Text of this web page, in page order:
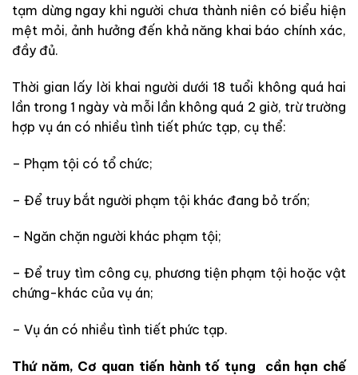
tạm dừng ngay khi người chưa thành niên có biểu hiện
mệt mỏi, ảnh hưởng đến khả năng khai báo chính xác,
đầy đủ.
Thời gian lấy lời khai người dưới 18 tuổi không quá hai
lần trong 1 ngày và mỗi lần không quá 2 giờ, trừ trường
hợp vụ án có nhiều tình tiết phức tạp, cụ thể:
– Phạm tội có tổ chức;
– Để truy bắt người phạm tội khác đang bỏ trốn;
– Ngăn chặn người khác phạm tội;
– Để truy tìm công cụ, phương tiện phạm tội hoặc vật
chứng-khác của vụ án;
– Vụ án có nhiều tình tiết phức tạp.
Thứ năm, Cơ quan tiến hành tố tụng
cần hạn chế